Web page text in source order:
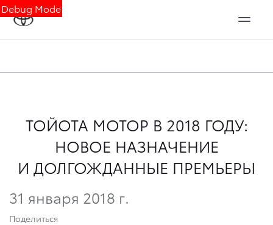
Debug Mode
ТОЙОТА МОТОР В 2018 ГОДУ:
НОВОЕ НАЗНАЧЕНИЕ
И ДОЛГОЖДАННЫЕ ПРЕМЬЕРЫ
31 января 2018 г.
Поделиться